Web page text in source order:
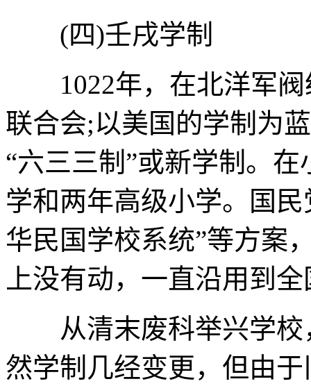
(四)壬戌学制
1022年，在北洋军阀
联合会;以美国的学制为
“六三三制”或新学制。
学和两年高级小学。国
华民国学校系统”等方案
上没有动，一直沿用到
从清末废科举兴学校
然学制几经变更，但由